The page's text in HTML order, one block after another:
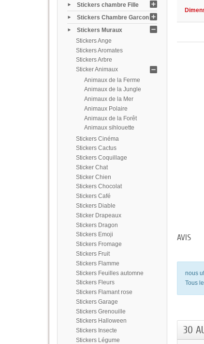
Stickers chambre Fille
Stickers Chambre Garcon
Stickers Muraux
Stickers Ange
Stickers Aromates
Stickers Arbre
Sticker Animaux
Animaux de la Ferme
Animaux de la Jungle
Animaux de la Mer
Animaux Polaire
Animaux de la Forêt
Animaux sihlouette
Stickers Cinéma
Stickers Cactus
Stickers Coquillage
Sticker Chat
Sticker Chien
Stickers Chocolat
Stickers Café
Stickers Diable
Sticker Drapeaux
Stickers Dragon
Stickers Emoji
Stickers Fromage
Stickers Fruit
Stickers Flamme
Stickers Feuilles automne
Stickers Fleurs
Stickers Flamant rose
Stickers Garage
Stickers Grenouille
Stickers Halloween
Stickers Insecte
Stickers Légume
AVIS
nous
Tous
30